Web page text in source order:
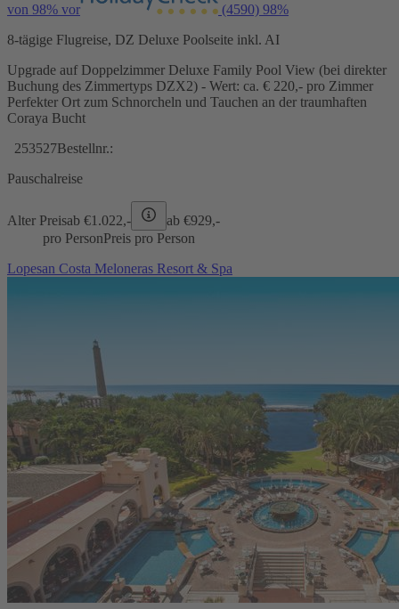
von 98% vor (4590) 98%
8-tägige Flugreise, DZ Deluxe Poolseite inkl. AI
Upgrade auf Doppelzimmer Deluxe Family Pool View (bei direkter
Buchung des Zimmertyps DZX2) - Wert: ca. € 220,- pro Zimmer
Perfekter Ort zum Schnorcheln und Tauchen an der traumhaften
Coraya Bucht
253527Bestellnr.:
Pauschalreise
Alter Preisab €1.022,- ab €929,-
pro PersonPreis pro Person
Lopesan Costa Meloneras Resort & Spa